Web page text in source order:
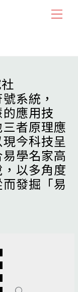
系統，
的應用技
者原理應
今科技呈
學名家高
以多角度
發掘「易